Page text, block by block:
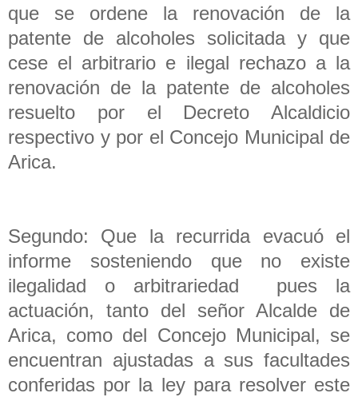
que se ordene la renovación de la
patente de alcoholes solicitada y que
cese el arbitrario e ilegal rechazo a la
renovación de la patente de alcoholes
resuelto por el Decreto Alcaldicio
respectivo y por el Concejo Municipal de
Arica.
Segundo: Que la recurrida evacuó el
informe sosteniendo que no existe
ilegalidad o arbitrariedad pues la
actuación, tanto del señor Alcalde de
Arica, como del Concejo Municipal, se
encuentran ajustadas a sus facultades
conferidas por la ley para resolver este